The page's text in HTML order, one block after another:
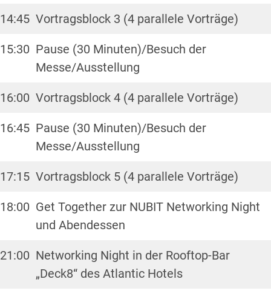
14:45 Vortragsblock 3 (4 parallele Vorträge)
15:30 Pause (30 Minuten)/Besuch der
Messe/Ausstellung
16:00 Vortragsblock 4 (4 parallele Vorträge)
16:45 Pause (30 Minuten)/Besuch der
Messe/Ausstellung
17:15 Vortragsblock 5 (4 parallele Vorträge)
18:00 Get Together zur NUBIT Networking Night
und Abendessen
21:00 Networking Night in der Rooftop-Bar
„Deck8“ des Atlantic Hotels